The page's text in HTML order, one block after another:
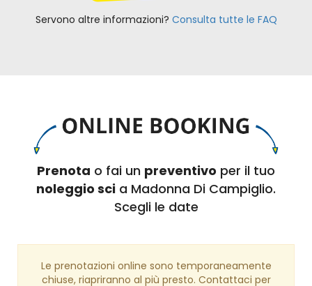
Servono altre informazioni? Consulta tutte le FAQ
Prenota o fai un preventivo per il tuo
noleggio sci a Madonna Di Campiglio.
Scegli le date
Le prenotazioni online sono temporaneamente
chiuse, riapriranno al più presto. Contattaci per